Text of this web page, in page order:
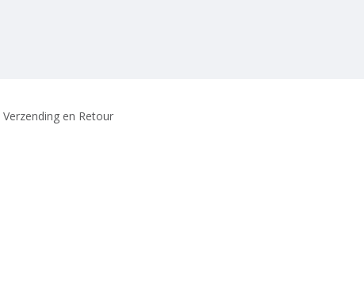
Verzending en Retour